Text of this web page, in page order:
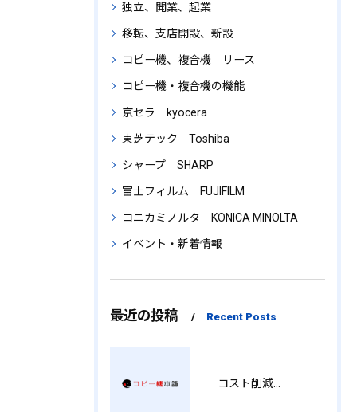
独立、開業、起業
移転、支店開設、新設
コピー機、複合機 リース
コピー機・複合機の機能
京セラ kyocera
東芝テック Toshiba
シャープ SHARP
富士フィルム FUJIFILM
コニカミノルタ KONICA MINOLTA
イベント・新着情報
最近の投稿 Recent Posts